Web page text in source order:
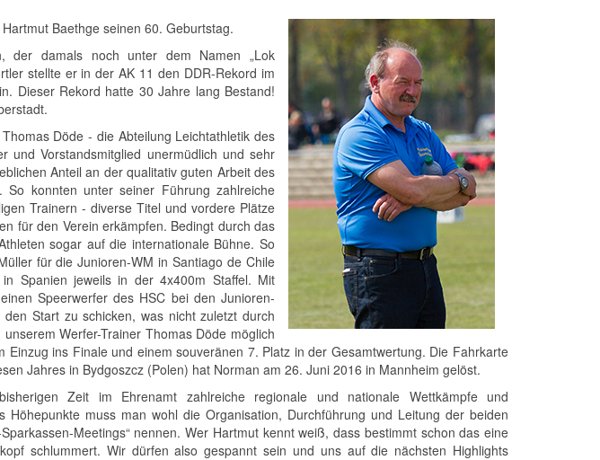
Baethge seinen 60. Geburtstag.
der damals noch unter dem Namen „Lok
stellte er in der AK 11 den DDR-Rekord im
Dieser Rekord hatte 30 Jahre lang Bestand!
Döde - die Abteilung Leichtathletik des
und Vorstandsmitglied unermüdlich und sehr
Anteil an der qualitativ guten Arbeit des
So konnten unter seiner Führung zahlreiche
Trainern - diverse Titel und vordere Plätze
für den Verein erkämpfen. Bedingt durch das
sogar auf die internationale Bühne. So
für die Junioren-WM in Santiago de Chile
Spanien jeweils in der 4x400m Staffel. Mit
Speerwerfer des HSC bei den Junioren-
Start zu schicken, was nicht zuletzt durch
Werfer-Trainer Thomas Döde möglich
ins Finale und einem souveränen 7. Platz in der Gesamtwertung. Die Fahrkarte
Jahres in Bydgoszcz (Polen) hat Norman am 26. Juni 2016 in Mannheim gelöst.
Zeit im Ehrenamt zahlreiche regionale und nationale Wettkämpfe und
Höhepunkte muss man wohl die Organisation, Durchführung und Leitung der beiden
Meetings“ nennen. Wer Hartmut kennt weiß, dass bestimmt schon das eine
schlummert. Wir dürfen also gespannt sein und uns auf die nächsten Highlights